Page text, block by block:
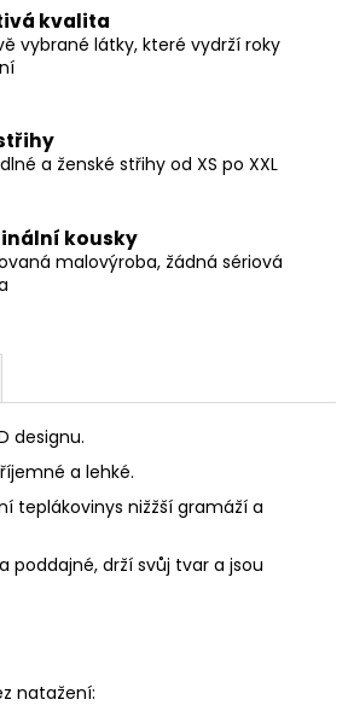
kvalita
vybrané látky, které vydrží roky
a ženské střihy od XS po XXL
kousky
malovýroba, žádná sériová
designu.
a lehké.
teplákovinys nižžší gramáží a
poddajné, drží svůj tvar a jsou
natažení: